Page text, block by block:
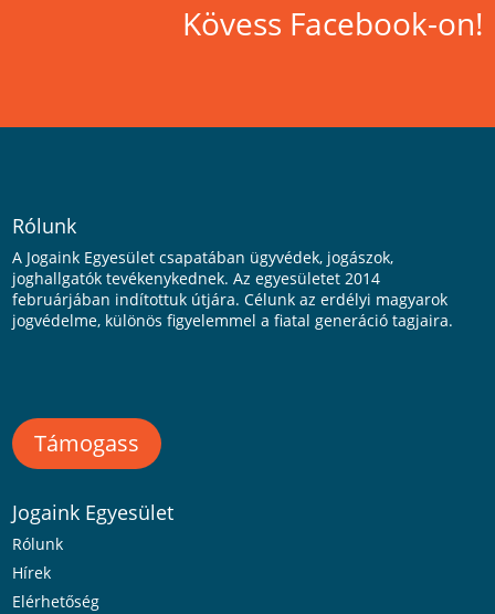
Kövess Facebook-on!
Rólunk
A Jogaink Egyesület csapatában ügyvédek, jogászok,
joghallgatók tevékenykednek. Az egyesületet 2014
februárjában indítottuk útjára. Célunk az erdélyi magyarok
jogvédelme, különös figyelemmel a fiatal generáció tagjaira.
Támogass
Jogaink Egyesület
Rólunk
Hírek
Elérhetőség